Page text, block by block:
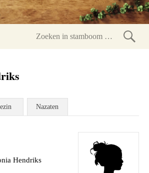
Nazaten
Hendriks